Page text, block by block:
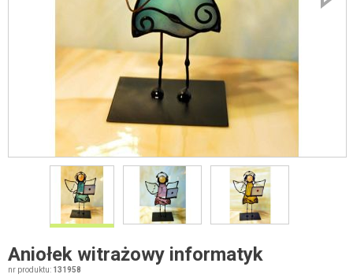
Aniołek witrażowy informatyk
nr produktu: 131958